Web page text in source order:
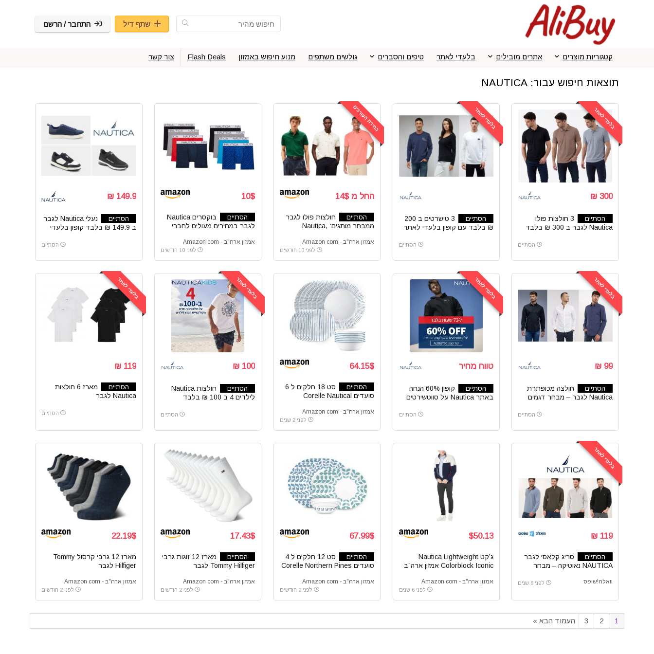
שתף דיל התחבר / הרשם
קטגוריות מוצרים אתרים מובילים בלעדי לאתר טיפים והסברים גולשים משתפים מנוע חיפוש באמזון Flash Deals צור קשר
תוצאות חיפוש עבור:
בלעדי לאתר
300 ₪
הסתיים
3 חולצות פולו
Nautica לגבר ב 300 ₪ בלבד
הסתיים
בלעדי לאתר
הסתיים
3 טישרטים ב 200
₪ בלבד עם קופון בלעדי לאתר
הסתיים
בחירת העורכים
החל מ 14$
הסתיים
חולצות פולו לגבר
ממבחר מותגים: Nautica,
אמזון ארה"ב - Amazon com
לפני 10 חודשים
10$
הסתיים
בוקסרים Nautica
לגבר במחירים מעולים לחברי
אמזון ארה"ב - Amazon com
לפני 10 חודשים
149.9 ₪
הסתיים
נעלי Nautica לגבר
ב 149.9 ₪ בלבד קופון בלעדי
הסתיים
בלעדי לאתר
99 ₪
הסתיים
חולצה מכופתרת
Nautica לגבר – מבחר דגמים
הסתיים
בלעדי לאתר
טווח מחיר
הסתיים
קופון 60% הנחה
באתר Nautica על סווטשירטים
הסתיים
64.15$
הסתיים
סט 18 חלקים ל 6
סועדים Corelle Nautical
אמזון ארה"ב - Amazon com
לפני 2 שנים
בלעדי לאתר
100 ₪
הסתיים
חולצות Nautica
לילדים 4 ב 100 ₪ בלבד
הסתיים
בלעדי לאתר
119 ₪
הסתיים
מארז 6 חולצות
Nautica לגבר
הסתיים
בלעדי לאתר
119 ₪
הסתיים
סריג קלאסי לגבר
NAUTICA נאוטיקה – מבחר
וואלה!שופס לפני 6 שנים
$50.13
ג’קט Nautica Lightweight
Colorblock Iconic אמזון ארה”ב
אמזון ארה"ב - Amazon com
לפני 6 שנים
67.99$
הסתיים
סט 12 חלקים ל 4
סועדים Corelle Northern Pines
אמזון ארה"ב - Amazon com
לפני 2 חודשים
17.43$
הסתיים
מארז 12 זוגות גרבי
Tommy Hilfiger לגבר
אמזון ארה"ב - Amazon com
לפני 2 חודשים
22.19$
מארז 12 גרבי קרסול Tommy
Hilfiger לגבר
אמזון ארה"ב - Amazon com
לפני 2 חודשים
1
2
3 העמוד הבא »